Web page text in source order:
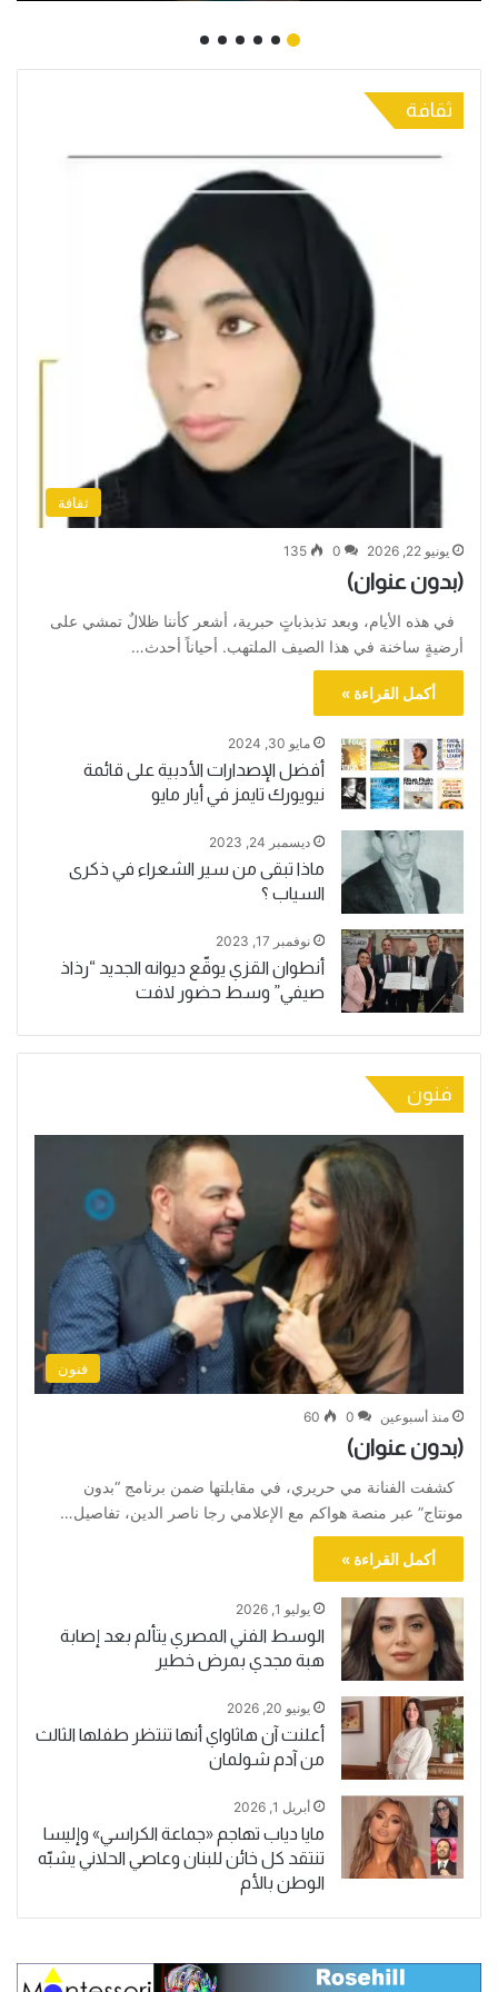
ثقافة
ثقافة
يونيو 22, 2026 0
135
(بدون عنوان)
في هذه الأيام، وبعد تذبذباتٍ حبرية، أشعر كأننا ظلالٌ تمشي على
أرضيةٍ ساخنة في هذا الصيف الملتهب. أحياناً أحدث…
أكمل القراءة »
مايو 30, 2024
أفضل الإصدارات الأدبية على قائمة
نيويورك تايمز في أيار مايو
ديسمبر 24, 2023
ماذا تبقى من سير الشعراء في ذكرى
السياب ؟
نوفمبر 17, 2023
أنطوان القزي يوقّع ديوانه الجديد “رذاذ
صيفي” وسط حضور لافت
فنون
فنون
منذ أسبوعين 0
60
(بدون عنوان)
كشفت الفنانة مي حريري، في مقابلتها ضمن برنامج “بدون
مونتاج” عبر منصة هواكم مع الإعلامي رجا ناصر الدين، تفاصيل…
أكمل القراءة »
يوليو 1, 2026
الوسط الفني المصري يتألم بعد إصابة
هبة مجدي بمرض خطير
يونيو 20, 2026
أعلنت آن هاثاواي أنها تنتظر طفلها الثالث
من آدم شولمان
أبريل 1, 2026
مايا دياب تهاجم «جماعة الكراسي» وإليسا
تنتقد كل خائن للبنان وعاصي الحلاني يشبّه
الوطن بالأم